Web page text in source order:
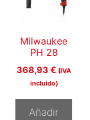
Milwaukee
PH 28
368,93 € (IVA
incluido)
Añadir